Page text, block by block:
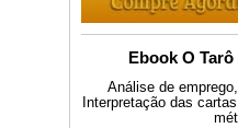
Ebook O
Análise de
Interpretação das